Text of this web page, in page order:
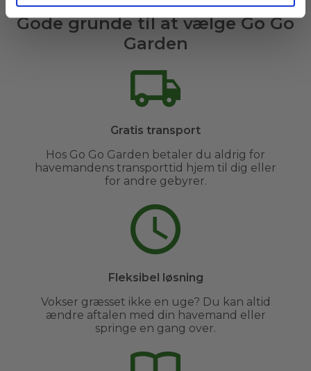
Gode grunde til at vælge Go Go
Garden
Gratis transport
Hos Go Go Garden betaler du aldrig for
havemandens transporttid hjem til dig eller
for andre gebyrer.
Fleksibel løsning
Vokser græsset ikke en uge? Du kan altid
ændre aftalen med din havemand eller
springe en gang over.